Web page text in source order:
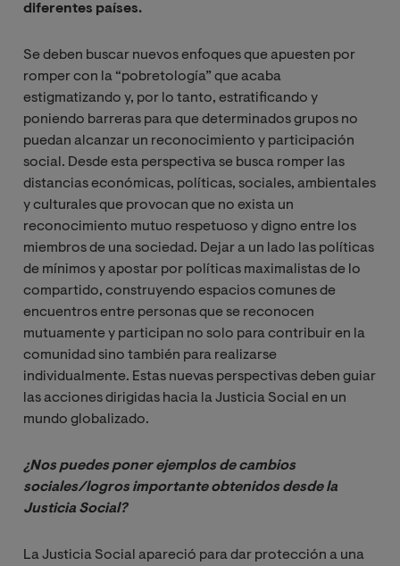
diferentes países.
Se deben buscar nuevos enfoques que apuesten por
romper con la “pobretología” que acaba
estigmatizando y, por lo tanto, estratificando y
poniendo barreras para que determinados grupos no
puedan alcanzar un reconocimiento y participación
social. Desde esta perspectiva se busca romper las
distancias económicas, políticas, sociales, ambientales
y culturales que provocan que no exista un
reconocimiento mutuo respetuoso y digno entre los
miembros de una sociedad. Dejar a un lado las políticas
de mínimos y apostar por políticas maximalistas de lo
compartido, construyendo espacios comunes de
encuentros entre personas que se reconocen
mutuamente y participan no solo para contribuir en la
comunidad sino también para realizarse
individualmente. Estas nuevas perspectivas deben guiar
las acciones dirigidas hacia la Justicia Social en un
mundo globalizado.
¿Nos puedes poner ejemplos de cambios
sociales/logros importante obtenidos desde la
Justicia Social?
La Justicia Social apareció para dar protección a una